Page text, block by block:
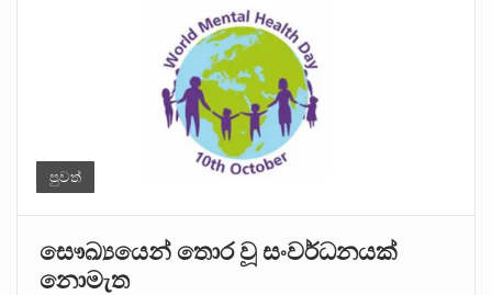
පුවත්
සෞඛ්‍යයෙන් තොර වූ සංවර්ධනයක්
නොමැත